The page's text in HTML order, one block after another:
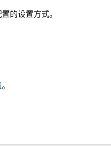
的设置方式。
。